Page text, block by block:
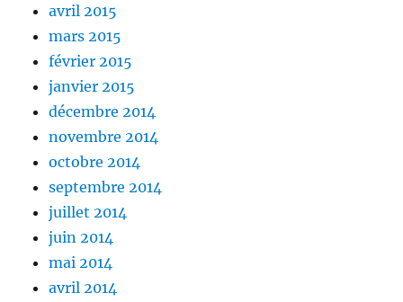
avril 2015
mars 2015
février 2015
janvier 2015
décembre 2014
novembre 2014
octobre 2014
septembre 2014
juillet 2014
juin 2014
mai 2014
avril 2014